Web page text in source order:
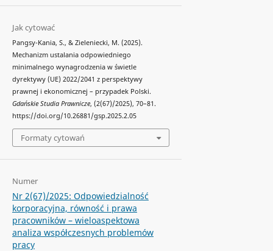
Jak cytować
Pangsy-Kania, S., & Zieleniecki, M. (2025).
Mechanizm ustalania odpowiedniego
minimalnego wynagrodzenia w świetle
dyrektywy (UE) 2022/2041 z perspektywy
prawnej i ekonomicznej – przypadek Polski.
Gdańskie Studia Prawnicze, (2(67)/2025), 70–81.
https://doi.org/10.26881/gsp.2025.2.05
Formaty cytowań
Numer
Nr 2(67)/2025: Odpowiedzialność
korporacyjna, równość i prawa
pracowników – wieloaspektowa
analiza współczesnych problemów
pracy